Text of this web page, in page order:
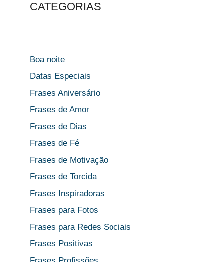
CATEGORIAS
Boa noite
Datas Especiais
Frases Aniversário
Frases de Amor
Frases de Dias
Frases de Fé
Frases de Motivação
Frases de Torcida
Frases Inspiradoras
Frases para Fotos
Frases para Redes Sociais
Frases Positivas
Frases Profissões